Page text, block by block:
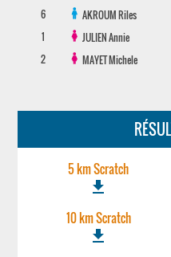
6
AKROUMRiles
1
JULIENAnnie
2
MAYETMichele
5 km Scratch
file_download
10 km Scratch
file_download